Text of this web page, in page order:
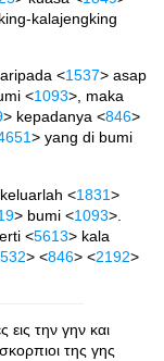
kalajengking
<1537> asap
<1093>, maka
> kepadanya <846>
> yang di bumi
<1831>
> bumi <1093>.
<5613> kala
> <846> <2192>
εις την γην και
της γης